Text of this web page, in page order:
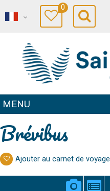
0
MENU
Brévibus
Ajouter au carnet de voyage